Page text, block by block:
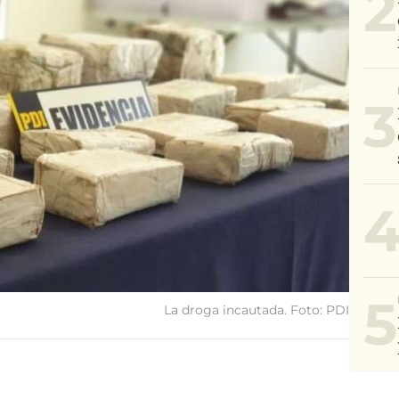
La droga incautada. Foto: PDI
3
5